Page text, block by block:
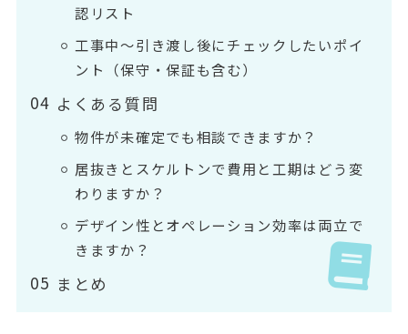
認リスト
工事中〜引き渡し後にチェックしたいポイ
ント（保守・保証も含む）
よくある質問
物件が未確定でも相談できますか？
居抜きとスケルトンで費用と工期はどう変
わりますか？
デザイン性とオペレーション効率は両立で
きますか？
まとめ